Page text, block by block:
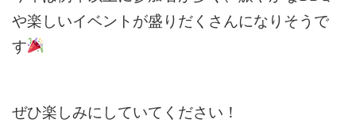
や楽しいイベントが盛りだくさんになりそうで
す
ぜひ楽しみにしていてください！